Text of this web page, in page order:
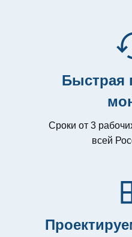
Быстрая
Сроки от 3
всей